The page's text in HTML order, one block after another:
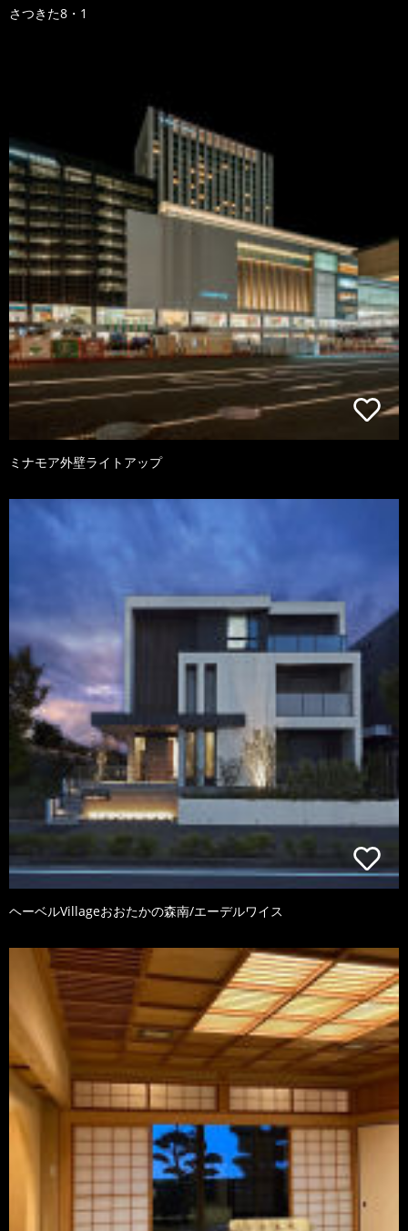
さつきた8・1
ミナモア外壁ライトアップ
ヘーベルVillageおおたかの森南/エーデルワイス